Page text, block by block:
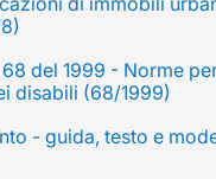
del 1999 - Norme
disabili (68/1999)
- guida, testo e